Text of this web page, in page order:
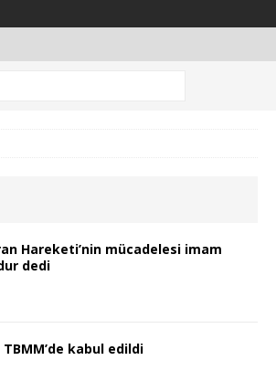
Hareketi’nin mücadelesi imam
dedi
kabul edildi